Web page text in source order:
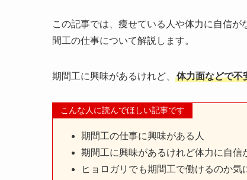
この記事では、痩せている人や体力に自信が
間工の仕事について解説します。
期間工に興味があるけれど、 体力面などで不
こんな人に読んでほしい記事です
期間工の仕事に興味がある人
期間工に興味があるけれど体力に自信
ヒョロガリでも期間工で働けるのか気